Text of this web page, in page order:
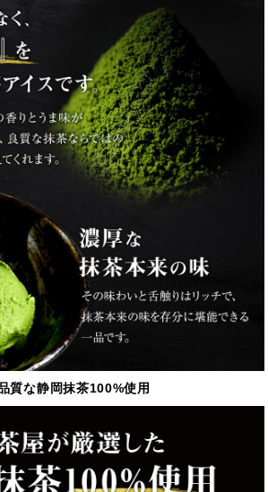
質な静岡抹茶100%使用